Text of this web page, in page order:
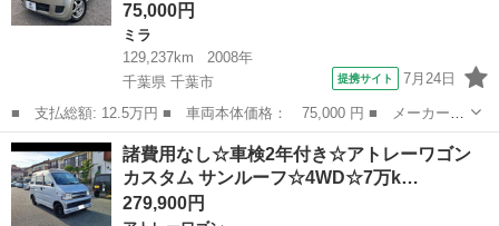
75,000円
ミラ
129,237km
2008年
千葉県 千葉市
提携サイト 7月24日
■ 支払総額: 12.5万円 ■ 車両本体価格： 75,000 円 ■ メーカー
名： ダイハツ ■ 車種名： ミラ ■ グレード名： Ｌセレクショ
ン ＥＴＣ キーレスエントリー 電動格納ミラー ＡＴ 盗難防止
システム アル...
千葉 千葉市 ミラ
諸費用なし☆車検2年付き☆アトレーワゴン
カスタム サンルーフ☆4WD☆7万k…
279,900円